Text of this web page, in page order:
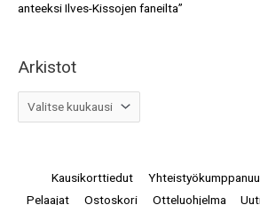
anteeksi Ilves-Kissojen faneilta”
Arkistot
Kausikorttiedut
Pelaajat
Ostoskori Otteluohjelma